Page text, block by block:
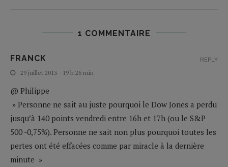
1 COMMENTAIRE
FRANCK
29 juillet 2013 - 19 h 26 min
@ Philippe
» Personne ne sait au juste pourquoi le Dow Jones a perdu
jusqu’à 140 points vendredi entre 16h et 17h (ou le S&P
500 -0,75%). Personne ne sait non plus pourquoi toutes les
pertes ont été effacées comme par miracle à la dernière
minute »
REPLY